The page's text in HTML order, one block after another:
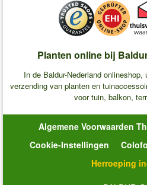
Planten online bij
In de Baldur-Nederland
verzending van planten en
voor tuin, balkon,
Algemene Voorwaarden
Cookie-Instellingen
Herroeping